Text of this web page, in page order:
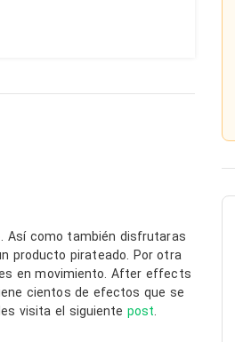
Así como también disfrutaras
producto pirateado. Por otra
en movimiento. After effects
cientos de efectos que se
visita el siguiente post